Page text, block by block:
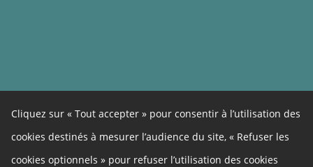
Cliquez sur « Tout accepter » pour consentir à l’utilisation des
cookies destinés à mesurer l’audience du site, « Refuser les
cookies optionnels » pour refuser l’utilisation des cookies